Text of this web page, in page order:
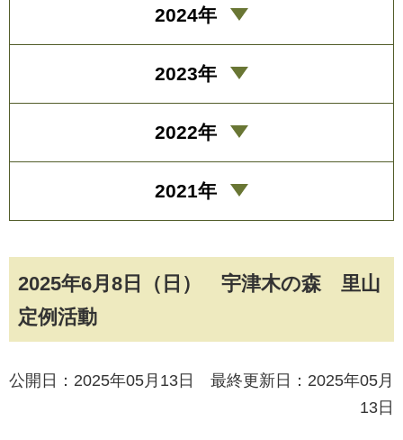
2025年6月8日（日） 宇津木の森 里山
定例活動
公開日：2025年05月13日 最終更新日：2025年05月
13日
2024年
2023年
2022年
2021年